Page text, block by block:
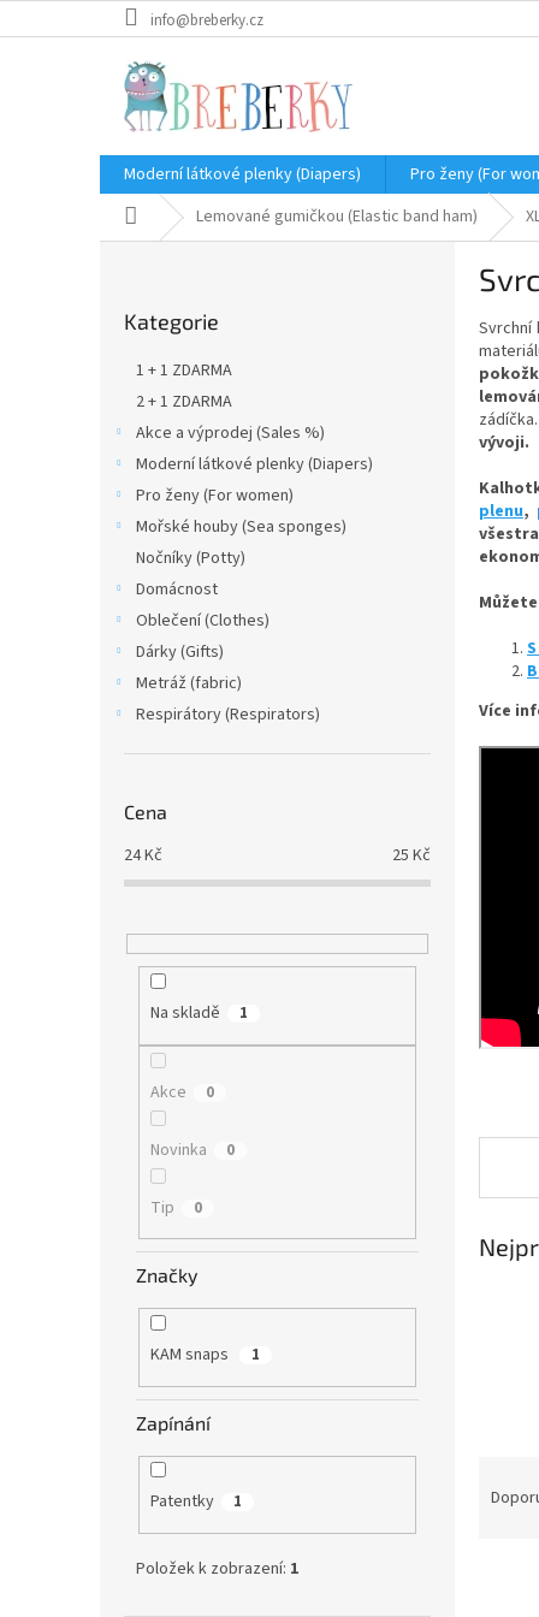
na
info@breberky.cz
Moderní látkové plenky (Diapers) Pro ženy (For
Domů Lemované gumičkou (Elastic band ham)
kategorie
Kategorie
1 + 1 ZDARMA
2 + 1 ZDARMA
Akce a výprodej (Sales %)
Moderní látkové plenky (Diapers)
Pro ženy (For women)
Mořské houby (Sea sponges)
Nočníky (Potty)
Domácnost
Oblečení (Clothes)
Dárky (Gifts)
Metráž (fabric)
Respirátory (Respirators)
Cena
24Kč 25 Kč
Na skladě 1
Akce 0
Novinka 0
Tip 0
Značky
KAM snaps 1
Zapínání
Patentky 1
Položek k zobrazení: 1
Svrchní
zádíčka.
vývoji.
plenu,
Více